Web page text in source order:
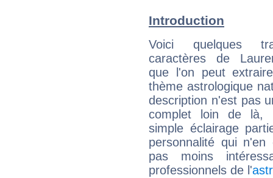
Introduction
Voici quelques
caractères de
que l'on peut
thème astrologique
description n'est pas
complet loin de là,
simple éclairage
personnalité qui n'en
pas moins
professionnels de l'